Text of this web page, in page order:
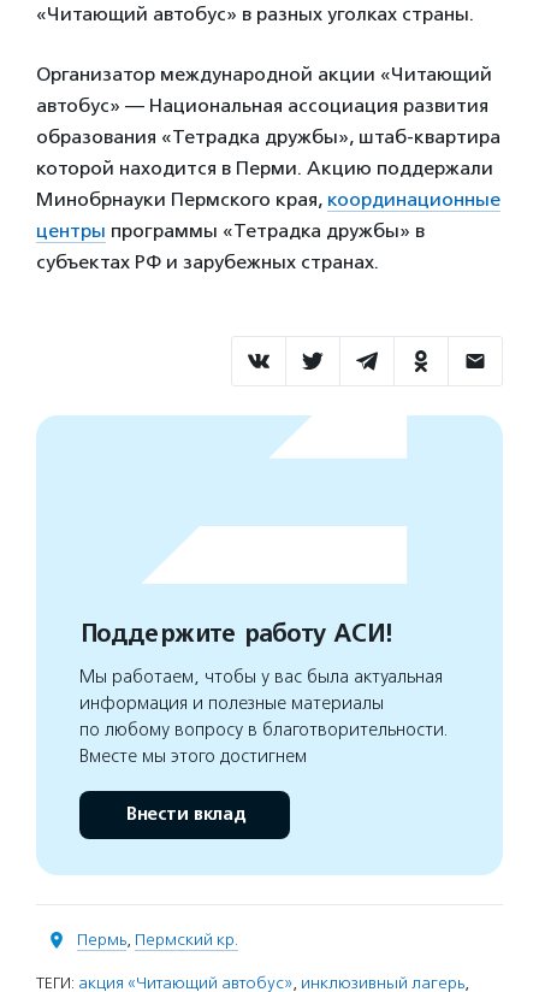
«Читающий автобус» в разных уголках страны.
Организатор международной акции «Читающий
автобус» — Национальная ассоциация развития
образования «Тетрадка дружбы», штаб-квартира
которой находится в Перми. Акцию поддержали
Минобрнауки Пермского края, координационные
центры программы «Тетрадка дружбы» в
субъектах РФ и зарубежных странах.
Поддержите работу АСИ!
Мы работаем, чтобы у вас была актуальная
информация и полезные материалы
по любому вопросу в благотворительности.
Вместе мы этого достигнем
Внести вклад
Пермь, Пермский кр.
ТЕГИ: акция «Читающий автобус», инклюзивный лагерь,